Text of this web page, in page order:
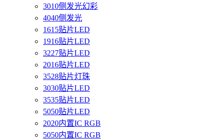
3010侧发光幻彩
4040侧发光
1615贴片LED
1916贴片LED
3227贴片LED
2016贴片LED
3528贴片灯珠
3030贴片LED
3535贴片LED
5050贴片LED
2020内置IC RGB
5050内置IC RGB